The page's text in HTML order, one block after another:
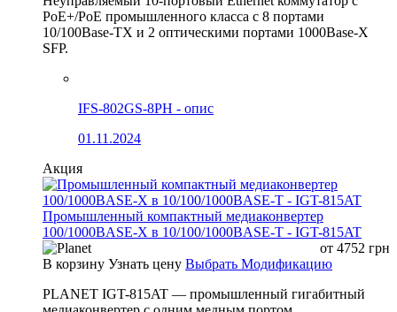
PoE+/PoE промышленного класса с 8 портами
10/100Base-TX и 2 оптическими портами 1000Base-X
SFP.
IFS-802GS-8PH - опис
01.11.2024
Акция
Промышленный компактный медиаконвертер
100/1000BASE-X в 10/100/1000BASE-T - IGT-815AT
от 4752 грн
В корзину Узнать цену Выбрать Модификацию
PLANET IGT-815AT — промышленный гигабитный